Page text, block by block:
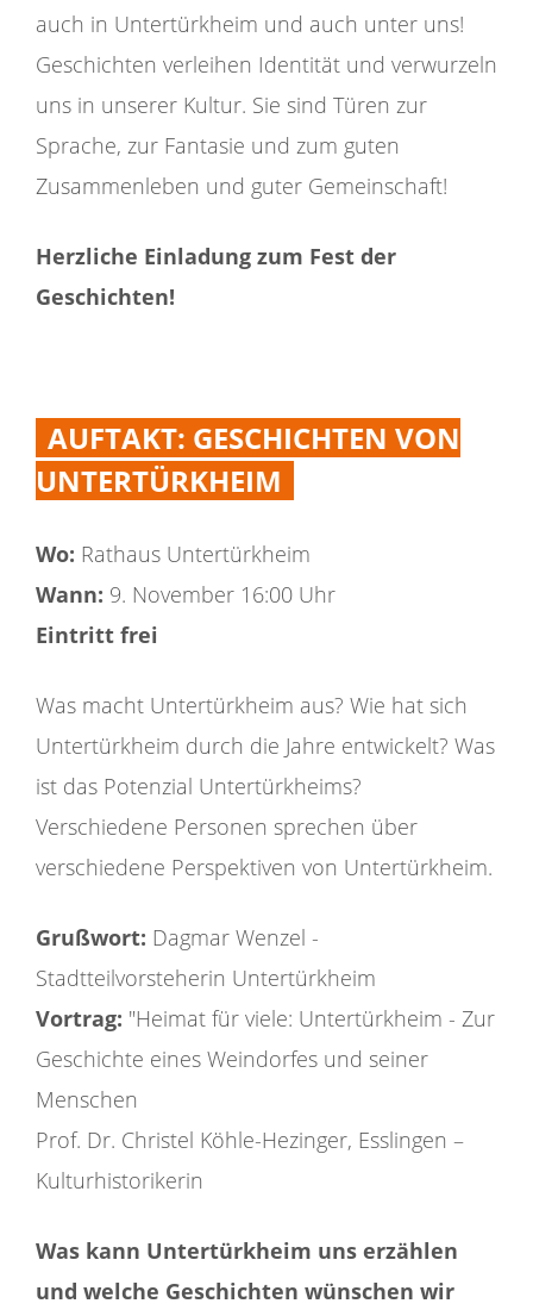
auch in Untertürkheim und auch unter uns!
Geschichten verleihen Identität und verwurzeln
uns in unserer Kultur. Sie sind Türen zur
Sprache, zur Fantasie und zum guten
Zusammenleben und guter Gemeinschaft!
Herzliche Einladung zum Fest der
Geschichten!
AUFTAKT: GESCHICHTEN VON
UNTERTÜRKHEIM
Wo: Rathaus Untertürkheim
Wann: 9. November 16:00 Uhr
Eintritt frei
Was macht Untertürkheim aus? Wie hat sich
Untertürkheim durch die Jahre entwickelt? Was
ist das Potenzial Untertürkheims?
Verschiedene Personen sprechen über
verschiedene Perspektiven von Untertürkheim.
Grußwort: Dagmar Wenzel -
Stadtteilvorsteherin Untertürkheim
Vortrag: "Heimat für viele: Untertürkheim - Zur
Geschichte eines Weindorfes und seiner
Menschen
Prof. Dr. Christel Köhle-Hezinger, Esslingen –
Kulturhistorikerin
Was kann Untertürkheim uns erzählen
und welche Geschichten wünschen wir